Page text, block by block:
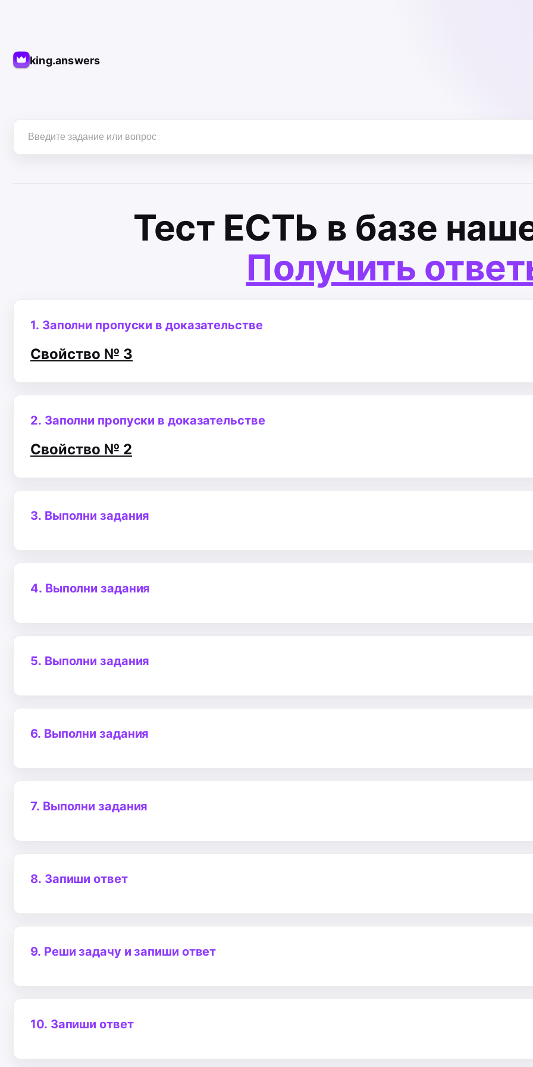
king.answers
Тест ЕСТЬ в базе
Получить
1. Заполни пропуски в доказательстве
Свойство № 3
2. Заполни пропуски в доказательстве
Свойство № 2
3. Выполни задания
4. Выполни задания
5. Выполни задания
6. Выполни задания
7. Выполни задания
8. Запиши ответ
9. Реши задачу и запиши ответ
10. Запиши ответ